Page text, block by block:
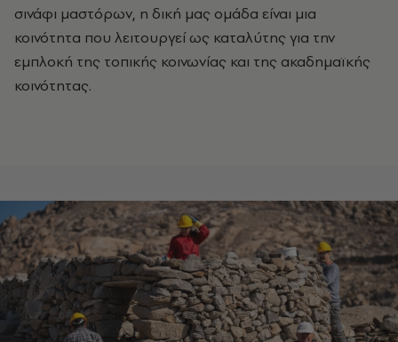
σινάφι μαστόρων, η δική μας ομάδα είναι μια
κοινότητα που λειτουργεί ως καταλύτης για την
εμπλοκή της τοπικής κοινωνίας και της ακαδημαϊκής
κοινότητας.